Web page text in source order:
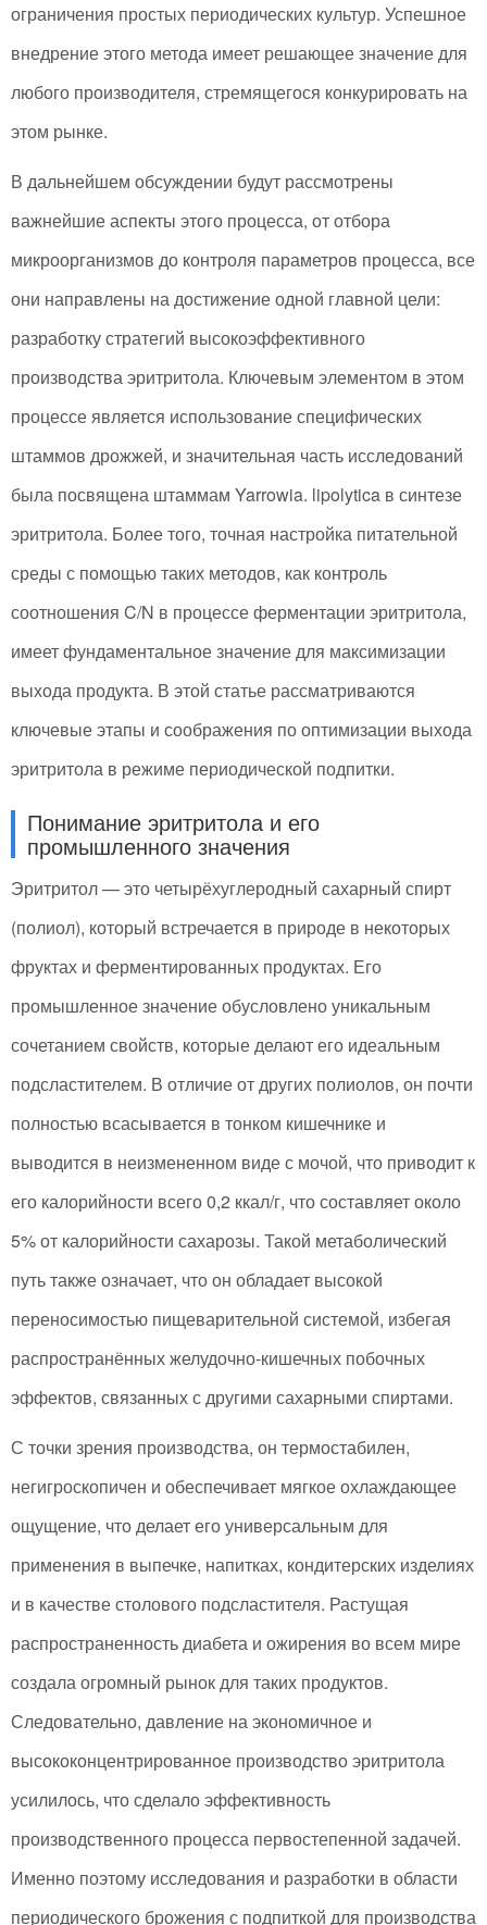
ограничения простых периодических культур. Успешное
внедрение этого метода имеет решающее значение для
любого производителя, стремящегося конкурировать на
этом рынке.
В дальнейшем обсуждении будут рассмотрены
важнейшие аспекты этого процесса, от отбора
микроорганизмов до контроля параметров процесса, все
они направлены на достижение одной главной цели:
разработку стратегий высокоэффективного
производства эритритола. Ключевым элементом в этом
процессе является использование специфических
штаммов дрожжей, и значительная часть исследований
была посвящена штаммам Yarrowia. lipolytica в синтезе
эритритола. Более того, точная настройка питательной
среды с помощью таких методов, как контроль
соотношения C/N в процессе ферментации эритритола,
имеет фундаментальное значение для максимизации
выхода продукта. В этой статье рассматриваются
ключевые этапы и соображения по оптимизации выхода
эритритола в режиме периодической подпитки.
Понимание эритритола и его
промышленного значения
Эритритол — это четырёхуглеродный сахарный спирт
(полиол), который встречается в природе в некоторых
фруктах и ферментированных продуктах. Его
промышленное значение обусловлено уникальным
сочетанием свойств, которые делают его идеальным
подсластителем. В отличие от других полиолов, он почти
полностью всасывается в тонком кишечнике и
выводится в неизмененном виде с мочой, что приводит к
его калорийности всего 0,2 ккал/г, что составляет около
5% от калорийности сахарозы. Такой метаболический
путь также означает, что он обладает высокой
переносимостью пищеварительной системой, избегая
распространённых желудочно-кишечных побочных
эффектов, связанных с другими сахарными спиртами.
С точки зрения производства, он термостабилен,
негигроскопичен и обеспечивает мягкое охлаждающее
ощущение, что делает его универсальным для
применения в выпечке, напитках, кондитерских изделиях
и в качестве столового подсластителя. Растущая
распространенность диабета и ожирения во всем мире
создала огромный рынок для таких продуктов.
Следовательно, давление на экономичное и
высококонцентрированное производство эритритола
усилилось, что сделало эффективность
производственного процесса первостепенной задачей.
Именно поэтому исследования и разработки в области
периодического брожения с подпиткой для производства